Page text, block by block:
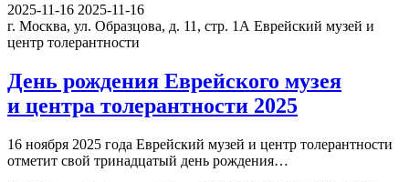
2025-11-16 2025-11-16
г. Москва, ул. Образцова, д. 11, стр. 1А Еврейский музей и
центр толерантности
День рождения Еврейского музея
и центра толерантности 2025
16 ноября 2025 года Еврейский музей и центр толерантности
отметит свой тринадцатый день рождения…